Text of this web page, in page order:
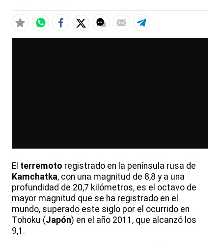
El terremoto registrado en la península rusa de
Kamchatka, con una magnitud de 8,8 y a una
profundidad de 20,7 kilómetros, es el octavo de
mayor magnitud que se ha registrado en el
mundo, superado este siglo por el ocurrido en
Tohoku (Japón) en el año 2011, que alcanzó los
9,1.